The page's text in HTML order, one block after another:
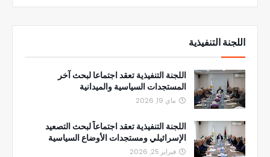
اللجنة التنفيذية
اللجنة التنفيذية تعقد اجتماعا لبحث آخر
المستجدات السياسية والميدانية
ماي 19, 2026
اللجنة التنفيذية تعقد اجتماعاً لبحث التصعيد
الإسرائيلي ومستجدات الأوضاع السياسية
فبراير 25, 2026